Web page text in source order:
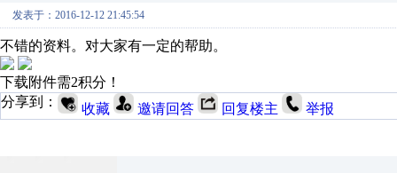
发表于：2016-12-12 21:45:54
不错的资料。对大家有一定的帮助。
下载附件需2积分！
分享到：
收藏 邀请回答 回复楼主 举报